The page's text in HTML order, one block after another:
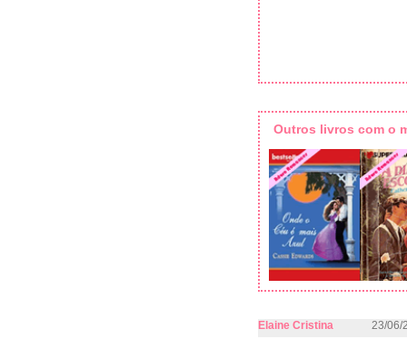
Outros livros com o
Elaine Cristina 23/06/